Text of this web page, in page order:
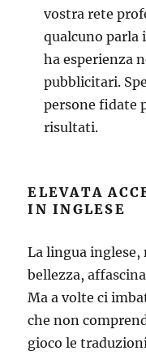
vostra rete
qualcuno parla
ha esperienza
pubblicitari.
persone fidate
risultati.
ELEVATA
IN INGLESE
La lingua inglese,
bellezza,
Ma a volte ci
che non
gioco le